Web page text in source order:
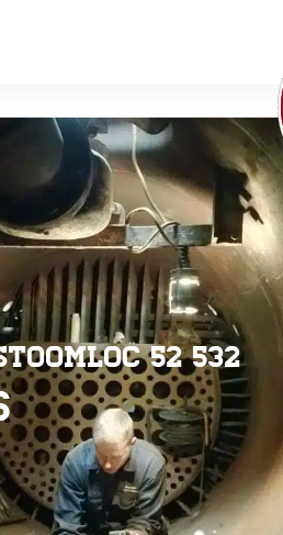
Haltestellen
Parken
Barrierefreiheit
Bahnhof Simpelveld
Häufig gestellte Fragen
Kontakt
Vorstand
Partner
52 532